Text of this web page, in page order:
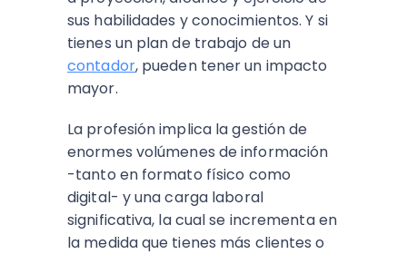
sus habilidades y conocimientos. Y si
tienes un plan de trabajo de un
contador, pueden tener un impacto
mayor.
La profesión implica la gestión de
enormes volúmenes de información
-tanto en formato físico como
digital- y una carga laboral
significativa, la cual se incrementa en
la medida que tienes más clientes o